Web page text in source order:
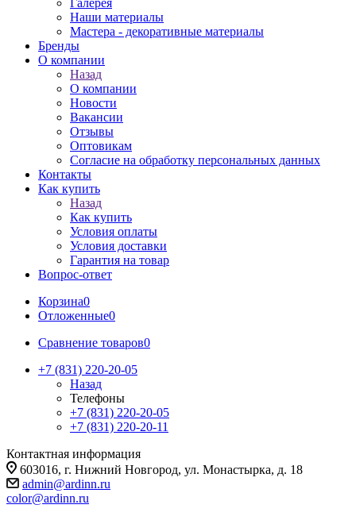
Галерея
Наши материалы
Мастера - декоративные материалы
Бренды
О компании
Назад
О компании
Новости
Вакансии
Отзывы
Оптовикам
Cогласие на обработку персональных данных
Контакты
Как купить
Назад
Как купить
Условия оплаты
Условия доставки
Гарантия на товар
Вопрос-ответ
Корзина0
Отложенные0
Сравнение товаров0
+7 (831) 220-20-05
Назад
Телефоны
+7 (831) 220-20-05
+7 (831) 220-20-11
Контактная информация
603016, г. Нижний Новгород, ул. Монастырка, д. 18
admin@ardinn.ru
color@ardinn.ru